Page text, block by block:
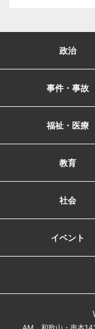
政治
事件・事故
福祉・医療
教育
社会
イベント